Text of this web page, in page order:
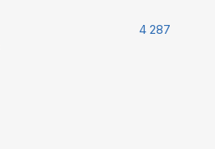
4 287